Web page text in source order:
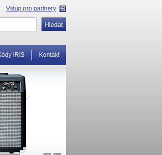
Vstup pro partnery
IRIS Kontakt